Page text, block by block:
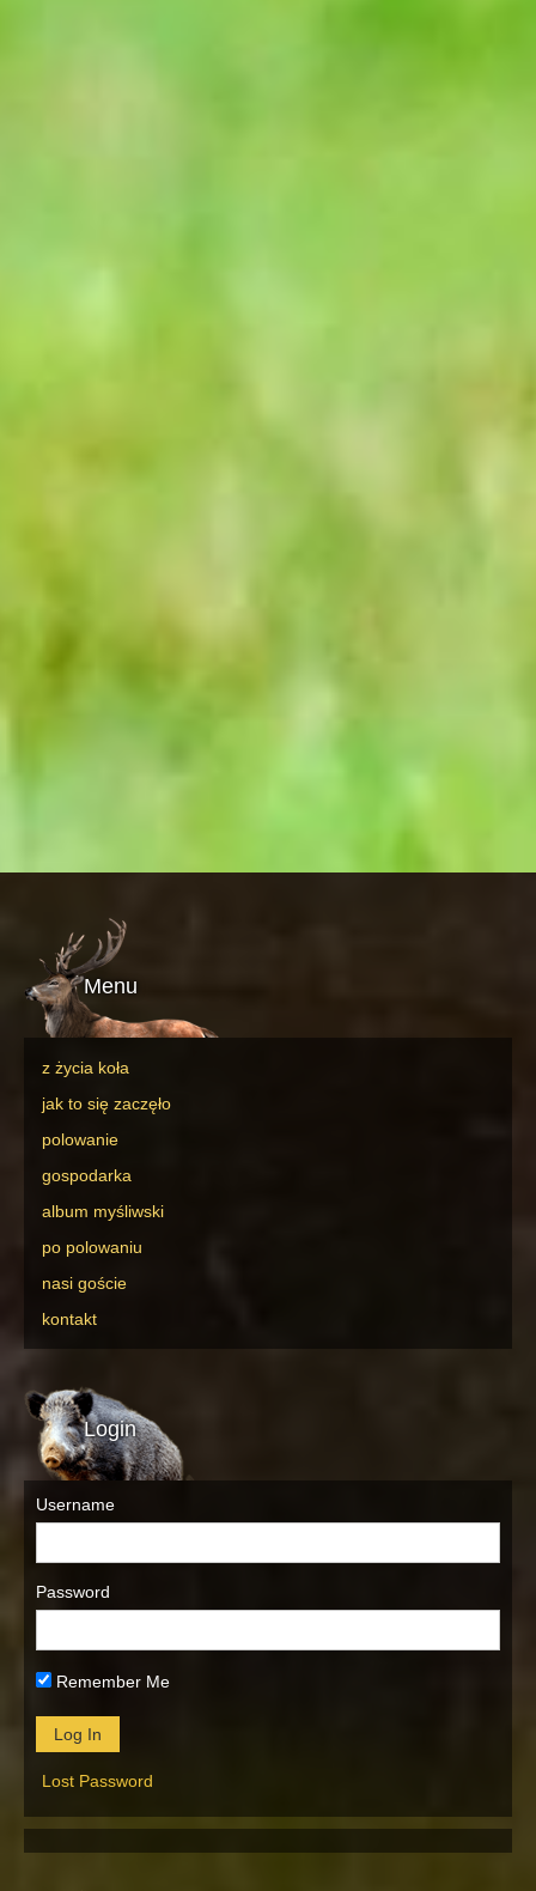
Menu
z życia koła
jak to się zaczęło
polowanie
gospodarka
album myśliwski
po polowaniu
nasi goście
kontakt
Login
Username
Password
Remember Me
Lost Password